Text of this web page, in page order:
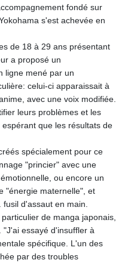
HKD 7.84315
HNL 26.723176
HTG 130.363707
HUF 314.060388
IDR 17801
ILS 2.99985
IMP 0.740916
INR 95.210504
IQD
IRR
1375550.000352
ISK 123.340386
JEP 0.740916
JMD 158.335856
JOD 0.70904
JPY 157.80604
KES 129.014401
KGS 87.450384
fondé sur
s'est achevée en
de 18 à 29 ans présentant
a proposé un
ligne mené par un
celui-ci apparaissait à
avec une voix modifiée.
leurs problèmes et les
que les résultats de
spécialement pour ce
"princier" avec une
ou encore un
"énergie maternelle", et
d'assaut en main.
de manga japonais,
essayé d'insuffler à
spécifique. L'un des
par des troubles